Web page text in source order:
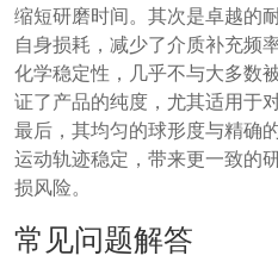
缩短研磨时间。其次是卓越的
自身损耗，减少了介质补充频
化学稳定性，几乎不与大多数
证了产品的纯度，尤其适用于
最后，其均匀的球形度与精确
运动轨迹稳定，带来更一致的
损风险。
常见问题解答